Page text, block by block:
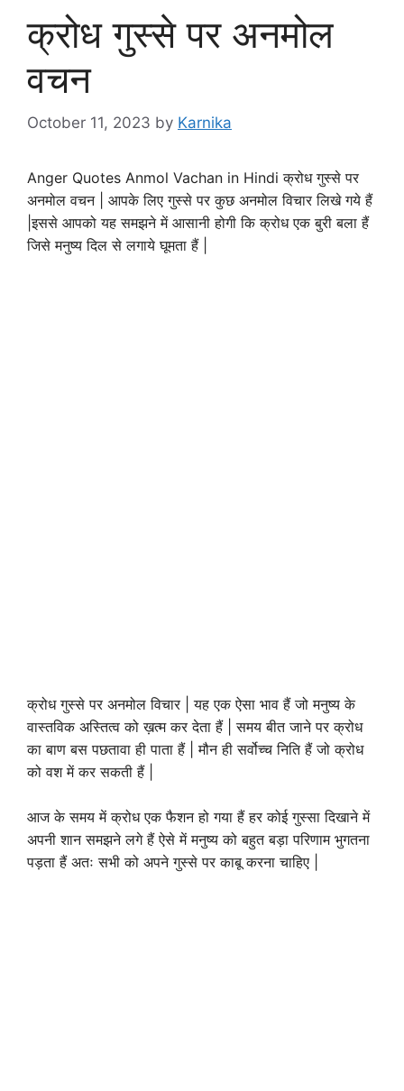
क्रोध गुस्से पर अनमोल
वचन
October 11, 2023 by Karnika
Anger Quotes Anmol Vachan in Hindi क्रोध गुस्से पर
अनमोल वचन | आपके लिए गुस्से पर कुछ अनमोल विचार लिखे गये हैं
|इससे आपको यह समझने में आसानी होगी कि क्रोध एक बुरी बला हैं
जिसे मनुष्य दिल से लगाये घूमता हैं |
क्रोध गुस्से पर अनमोल विचार | यह एक ऐसा भाव हैं जो मनुष्य के
वास्तविक अस्तित्व को ख़त्म कर देता हैं | समय बीत जाने पर क्रोध
का बाण बस पछतावा ही पाता हैं | मौन ही सर्वोच्च निति हैं जो क्रोध
को वश में कर सकती हैं |
आज के समय में क्रोध एक फैशन हो गया हैं हर कोई गुस्सा दिखाने में
अपनी शान समझने लगे हैं ऐसे में मनुष्य को बहुत बड़ा परिणाम भुगतना
पड़ता हैं अतः सभी को अपने गुस्से पर काबू करना चाहिए |